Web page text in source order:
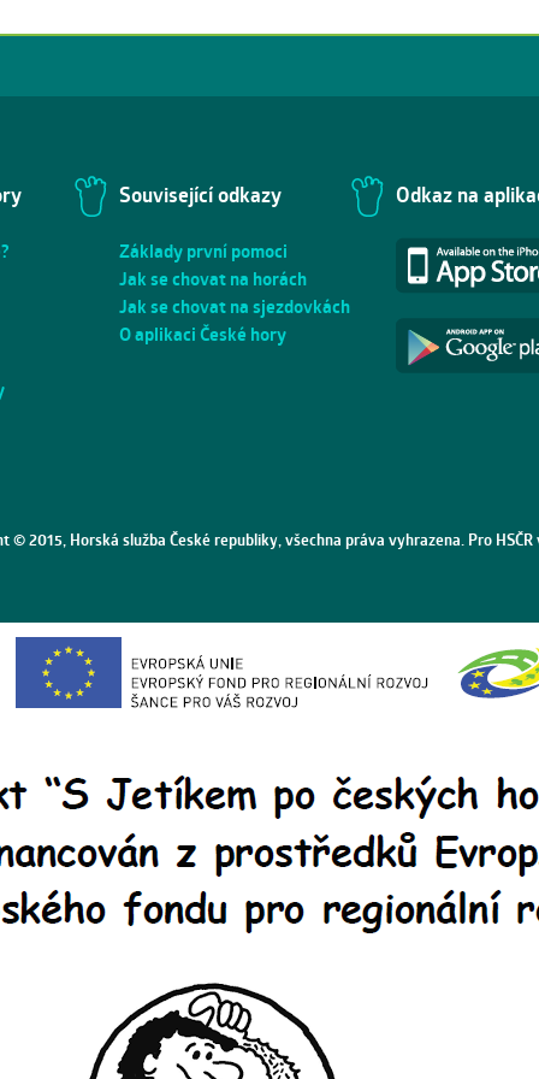
Související odkazy
Základy první pomoci
Jak se chovat na horách
Jak se chovat na sjezdovkách
O aplikaci České hory
Odkaz na
© 2015, Horská služba České republiky, všechna práva vyhrazena. Pro